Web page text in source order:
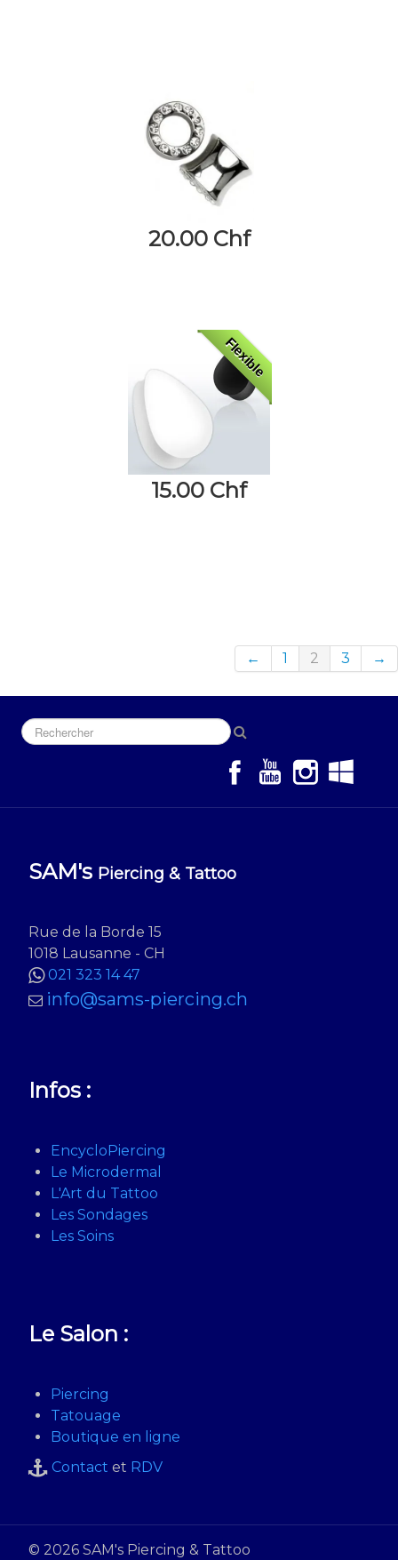
20.00 Chf
Flexible
15.00 Chf
← 1 2 3 →
SAM's Piercing & Tattoo
Rue de la Borde 15
1018 Lausanne - CH
021 323 14 47
info@sams-piercing.ch
Infos :
EncycloPiercing
Le Microdermal
L'Art du Tattoo
Les Sondages
Les Soins
Le Salon :
Piercing
Tatouage
Boutique en ligne
Contact et RDV
© 2026 SAM's Piercing & Tattoo